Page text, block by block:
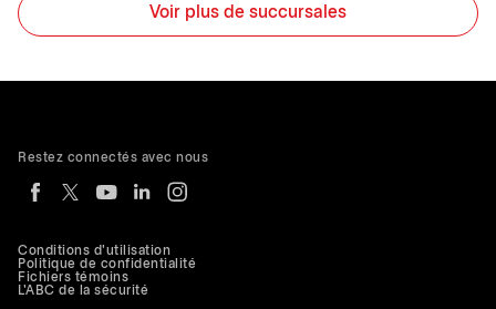
Voir plus de succursales
Conditions d'utilisation
Politique de confidentialité
Fichiers témoins
L'ABC de la sécurité
Restez connectés avec nous